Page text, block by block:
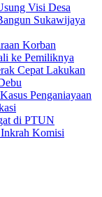
Visi Desa
Sukawijaya
Korban
ke Pemiliknya
Cepat Lakukan
Penganiayaan
di PTUN
Komisi